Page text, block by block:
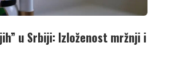
u Srbiji: Izloženost mržnji i